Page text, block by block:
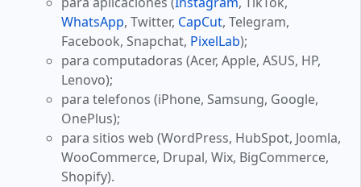
WhatsApp, Twitter, CapCut, Telegram,
Facebook, Snapchat, PixelLab);
para computadoras (Acer, Apple, ASUS, HP,
Lenovo);
para telefonos (iPhone, Samsung, Google,
OnePlus);
para sitios web (WordPress, HubSpot, Joomla,
WooCommerce, Drupal, Wix, BigCommerce,
Shopify).